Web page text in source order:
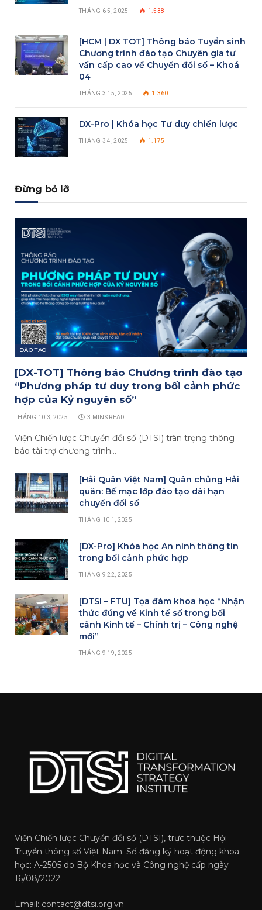
THÁNG 6 5, 2025 1.538
[HCM | DX TOT] Thông báo Tuyển sinh
Chương trình đào tạo Chuyên gia tư
vấn cấp cao về Chuyển đổi số – Khoá
04
THÁNG 3 15, 2025 1.360
DX-Pro | Khóa học Tư duy chiến lược
THÁNG 3 4, 2025 1.175
Đừng bỏ lỡ
ĐÀO TẠO
[DX-TOT] Thông báo Chương trình đào tạo
“Phương pháp tư duy trong bối cảnh phức
hợp của Kỷ nguyên số”
THÁNG 10 3, 2025 3 MINS READ
Viện Chiến lược Chuyển đổi số (DTSI) trân trọng thông
báo tài trợ chương trình…
[Hải Quân Việt Nam] Quân chủng Hải
quân: Bế mạc lớp đào tạo dài hạn
chuyển đổi số
THÁNG 10 1, 2025
[DX-Pro] Khóa học An ninh thông tin
trong bối cảnh phức hợp
THÁNG 9 22, 2025
[DTSI – FTU] Tọa đàm khoa học “Nhận
thức đúng về Kinh tế số trong bối
cảnh Kinh tế – Chính trị – Công nghệ
mới”
THÁNG 9 19, 2025
Viện Chiến lược Chuyển đổi số (DTSI), trực thuộc Hội
Truyền thông số Việt Nam. Số đăng ký hoạt động khoa
học: A-2505 do Bộ Khoa học và Công nghệ cấp ngày
16/08/2022.
Email: contact@dtsi.org.vn